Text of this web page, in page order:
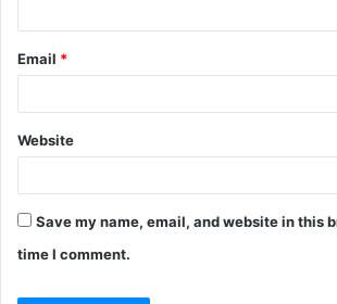
Email *
Website
Save my name, email, and website in this
time I comment.